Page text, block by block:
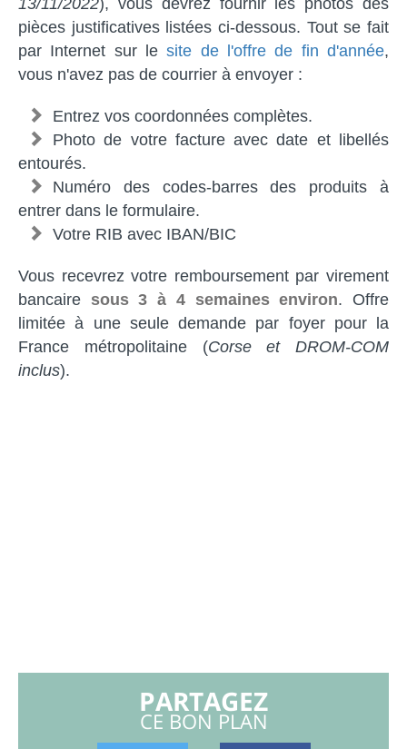
13/11/2022), vous devrez fournir les photos des
pièces justificatives listées ci-dessous. Tout se fait
par Internet sur lesite de l'offre de fin d'année,
vous n'avez pas de courrier à envoyer :
Entrez vos coordonnées complètes.
Photo de votre facture avec date et libellés
entourés.
Numéro des codes-barres des produits à
entrer dans le formulaire.
Votre RIB avec IBAN/BIC
Vous recevrez votre remboursement par virement
bancaire sous 3 à 4 semaines environ. Offre
limitée à une seule demande par foyer pour la
France métropolitaine (Corse et DROM-COM
inclus).
PARTAGEZ
CE BON PLAN